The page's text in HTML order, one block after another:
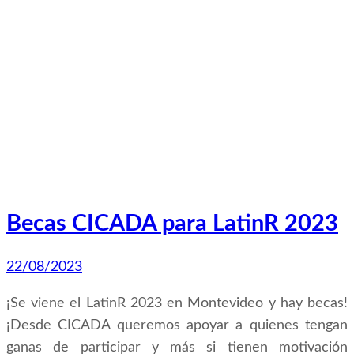
Becas CICADA para LatinR 2023
22/08/2023
¡Se viene el LatinR 2023 en Montevideo y hay becas!
¡Desde CICADA queremos apoyar a quienes tengan
ganas de participar y más si tienen motivación